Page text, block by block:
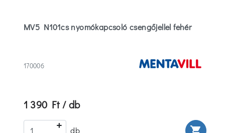
MV5 N101cs nyomókapcsoló csengőjellel fehér
170006
1 390 Ft / db
db